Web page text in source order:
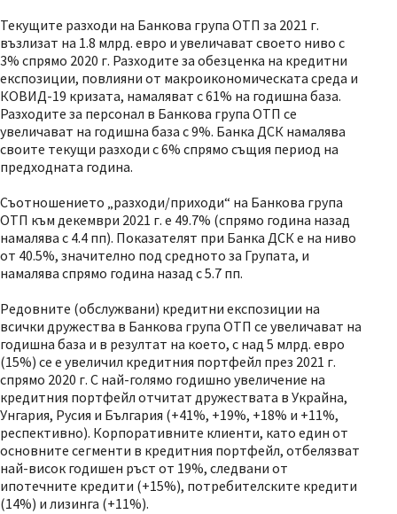
Текущите разходи на Банкова група ОТП за 2021 г.
възлизат на 1.8 млрд. евро и увеличават своето ниво с
3% спрямо 2020 г. Разходите за обезценка на кредитни
експозиции, повлияни от макроикономическата среда и
КОВИД-19 кризата, намаляват с 61% на годишна база.
Разходите за персонал в Банкова група ОТП се
увеличават на годишна база с 9%. Банка ДСК намалява
своите текущи разходи с 6% спрямо същия период на
предходната година.
Съотношението „разходи/приходи“ на Банкова група
ОТП към декември 2021 г. е 49.7% (спрямо година назад
намалява с 4.4 пп). Показателят при Банка ДСК е на ниво
от 40.5%, значително под средното за Групата, и
намалява спрямо година назад с 5.7 пп.
Редовните (обслужвани) кредитни експозиции на
всички дружества в Банкова група ОТП се увеличават на
годишна база и в резултат на което, с над 5 млрд. евро
(15%) се е увеличил кредитния портфейл през 2021 г.
спрямо 2020 г. С най-голямо годишно увеличение на
кредитния портфейл отчитат дружествата в Украйна,
Унгария, Русия и България (+41%, +19%, +18% и +11%,
респективно). Корпоративните клиенти, като един от
основните сегменти в кредитния портфейл, отбелязват
най-висок годишен ръст от 19%, следвани от
ипотечните кредити (+15%), потребителските кредити
(14%) и лизинга (+11%).